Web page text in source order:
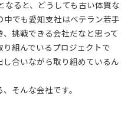
ると、どうしても古い体質な
でも愛知支社はベテラン若手
挑戦できる会社だなと思って
組んでいるプロジェクトで
合いながら取り組めているん
そんな会社です。